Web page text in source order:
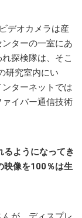
デオカメラは産
ターの一室にあ
探検隊は、そこ
研究室内にい
ターネットでは
イバー通信技術
るようになってき
映像を100％は生